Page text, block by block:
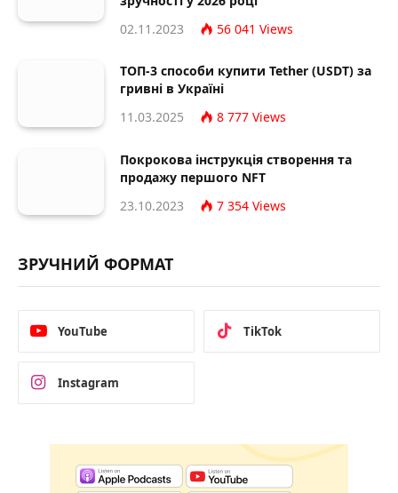
02.11.2023
56 041 Views
ТОП-3 способи купити Tether (USDT) за
гривні в Україні
11.03.2025
8 777 Views
Покрокова інструкція створення та
продажу першого NFT
23.10.2023
7 354 Views
ЗРУЧНИЙ ФОРМАТ
YouTube TikTok
Instagram